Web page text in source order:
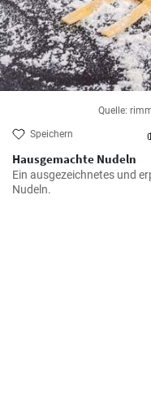
Quelle:
Speichern
Hausgemachte Nudeln
Ein ausgezeichnetes und
Nudeln.